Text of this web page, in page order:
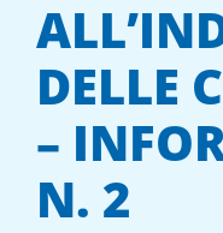
DELLE
–
N. 2